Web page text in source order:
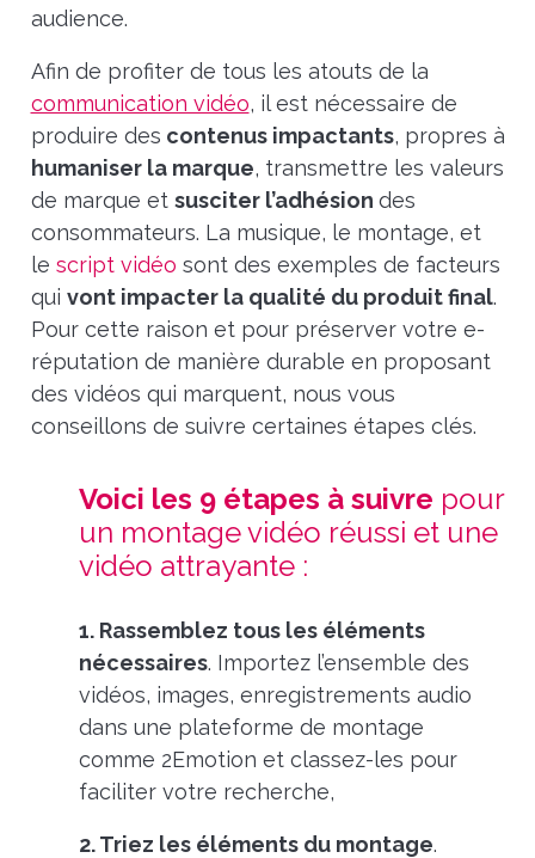
audience.
Afin de profiter de tous les atouts de la
communication vidéo, il est nécessaire de
produire des contenus impactants, propres à
humaniser la marque, transmettre les valeurs
de marque et susciter l’adhésion des
consommateurs. La musique, le montage, et
le script vidéo sont des exemples de facteurs
qui vont impacter la qualité du produit final.
Pour cette raison et pour préserver votre e-
réputation de manière durable en proposant
des vidéos qui marquent, nous vous
conseillons de suivre certaines étapes clés.
Voici les 9 étapes à suivre pour
un montage vidéo réussi et une
vidéo attrayante :
1. Rassemblez tous les éléments
nécessaires. Importez l’ensemble des
vidéos, images, enregistrements audio
dans une plateforme de montage
comme 2Emotion et classez-les pour
faciliter votre recherche,
2. Triez les éléments du montage.